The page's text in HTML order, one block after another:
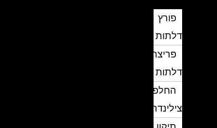
פורץ
דלתות
פריצת
דלתות
החלפת
צילינדרים